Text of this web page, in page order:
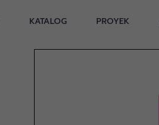
KATALOG PROYEK